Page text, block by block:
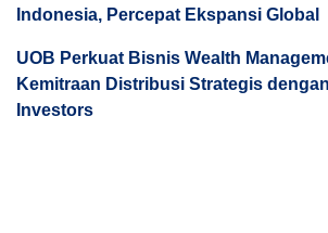
Indonesia, Percepat Ekspansi Global
UOB Perkuat Bisnis Wealth
Kemitraan Distribusi Strategis
Investors